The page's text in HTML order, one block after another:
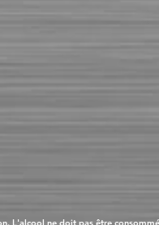
L'alcool ne doit pas être